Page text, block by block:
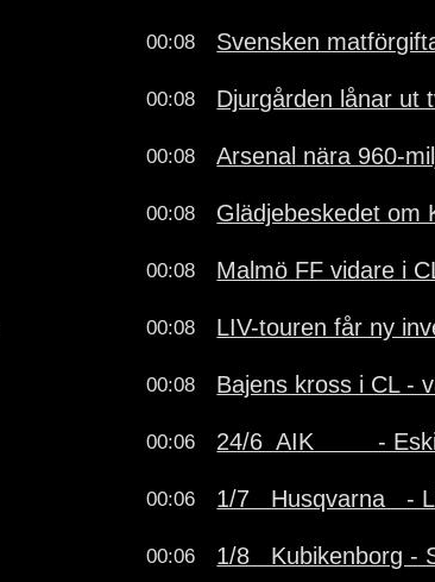
00:08 Svensken
00:08 Djurgården lånar ut
00:08 Arsenal nära 960-
00:08 Glädjebeskedet om
00:08 Malmö FF vidare i
00:08 LIV-touren får ny
00:08 Bajens kross i CL -
00:06 24/6  AIK         -
00:06 1/7   Husqvarna   -
00:06 1/8   Kubikenborg -